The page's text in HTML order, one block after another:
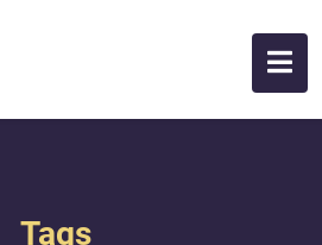
Tags